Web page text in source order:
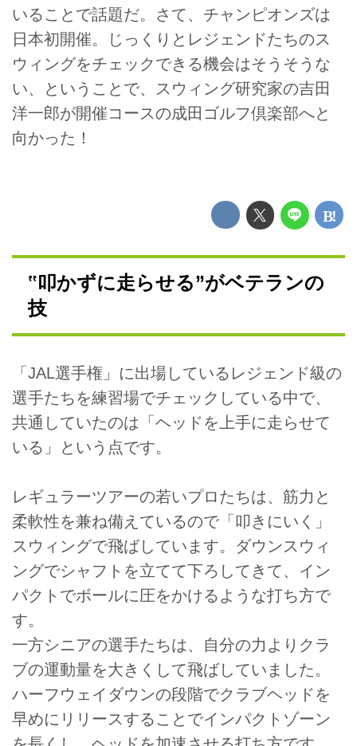
いることで話題だ。さて、チャンピオンズは
日本初開催。じっくりとレジェンドたちのス
ウィングをチェックできる機会はそうそうな
い、ということで、スウィング研究家の吉田
洋一郎が開催コースの成田ゴルフ倶楽部へと
向かった！
‟叩かずに走らせる”がベテランの
技
「JAL選手権」に出場しているレジェンド級の
選手たちを練習場でチェックしている中で、
共通していたのは「ヘッドを上手に走らせて
いる」という点です。
レギュラーツアーの若いプロたちは、筋力と
柔軟性を兼ね備えているので「叩きにいく」
スウィングで飛ばしています。ダウンスウィ
ングでシャフトを立てて下ろしてきて、イン
パクトでボールに圧をかけるような打ち方で
す。
一方シニアの選手たちは、自分の力よりクラ
ブの運動量を大きくして飛ばしていました。
ハーフウェイダウンの段階でクラブヘッドを
早めにリリースすることでインパクトゾーン